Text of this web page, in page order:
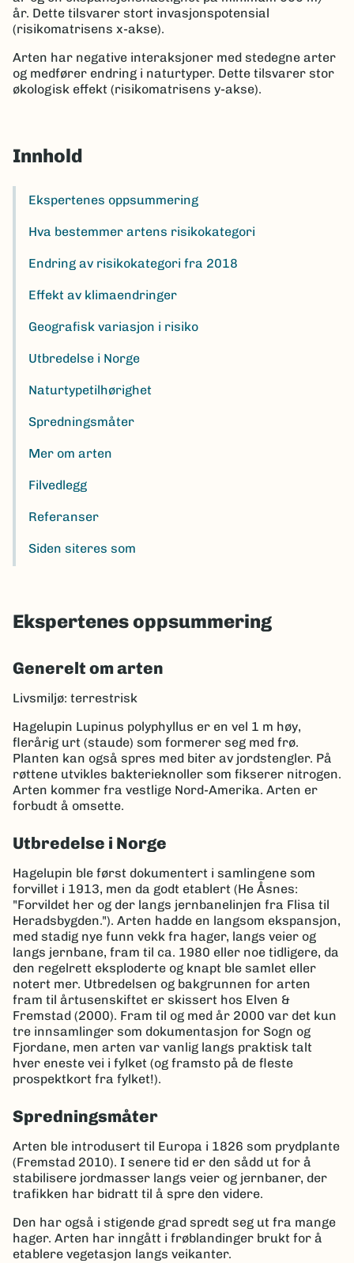
år. Dette tilsvarer stort invasjonspotensial
(risikomatrisens x-akse).
Arten har negative interaksjoner med stedegne arter
og medfører endring i naturtyper. Dette tilsvarer stor
økologisk effekt (risikomatrisens y-akse).
Innhold
Ekspertenes oppsummering
Hva bestemmer artens risikokategori
Endring av risikokategori fra 2018
Effekt av klimaendringer
Geografisk variasjon i risiko
Utbredelse i Norge
Naturtypetilhørighet
Spredningsmåter
Mer om arten
Filvedlegg
Referanser
Siden siteres som
Ekspertenes oppsummering
Generelt om arten
Livsmiljø: terrestrisk
Hagelupin Lupinus polyphyllus er en vel 1 m høy,
flerårig urt (staude) som formerer seg med frø.
Planten kan også spres med biter av jordstengler. På
røttene utvikles bakterieknoller som fikserer nitrogen.
Arten kommer fra vestlige Nord-Amerika. Arten er
forbudt å omsette.
Utbredelse i Norge
Hagelupin ble først dokumentert i samlingene som
forvillet i 1913, men da godt etablert (He Åsnes:
"Forvildet her og der langs jernbanelinjen fra Flisa til
Heradsbygden."). Arten hadde en langsom ekspansjon,
med stadig nye funn vekk fra hager, langs veier og
langs jernbane, fram til ca. 1980 eller noe tidligere, da
den regelrett eksploderte og knapt ble samlet eller
notert mer. Utbredelsen og bakgrunnen for arten
fram til årtusenskiftet er skissert hos Elven &
Fremstad (2000). Fram til og med år 2000 var det kun
tre innsamlinger som dokumentasjon for Sogn og
Fjordane, men arten var vanlig langs praktisk talt
hver eneste vei i fylket (og framsto på de fleste
prospektkort fra fylket!).
Spredningsmåter
Arten ble introdusert til Europa i 1826 som prydplante
(Fremstad 2010). I senere tid er den sådd ut for å
stabilisere jordmasser langs veier og jernbaner, der
trafikken har bidratt til å spre den videre.
Den har også i stigende grad spredt seg ut fra mange
hager. Arten har inngått i frøblandinger brukt for å
etablere vegetasjon langs veikanter.